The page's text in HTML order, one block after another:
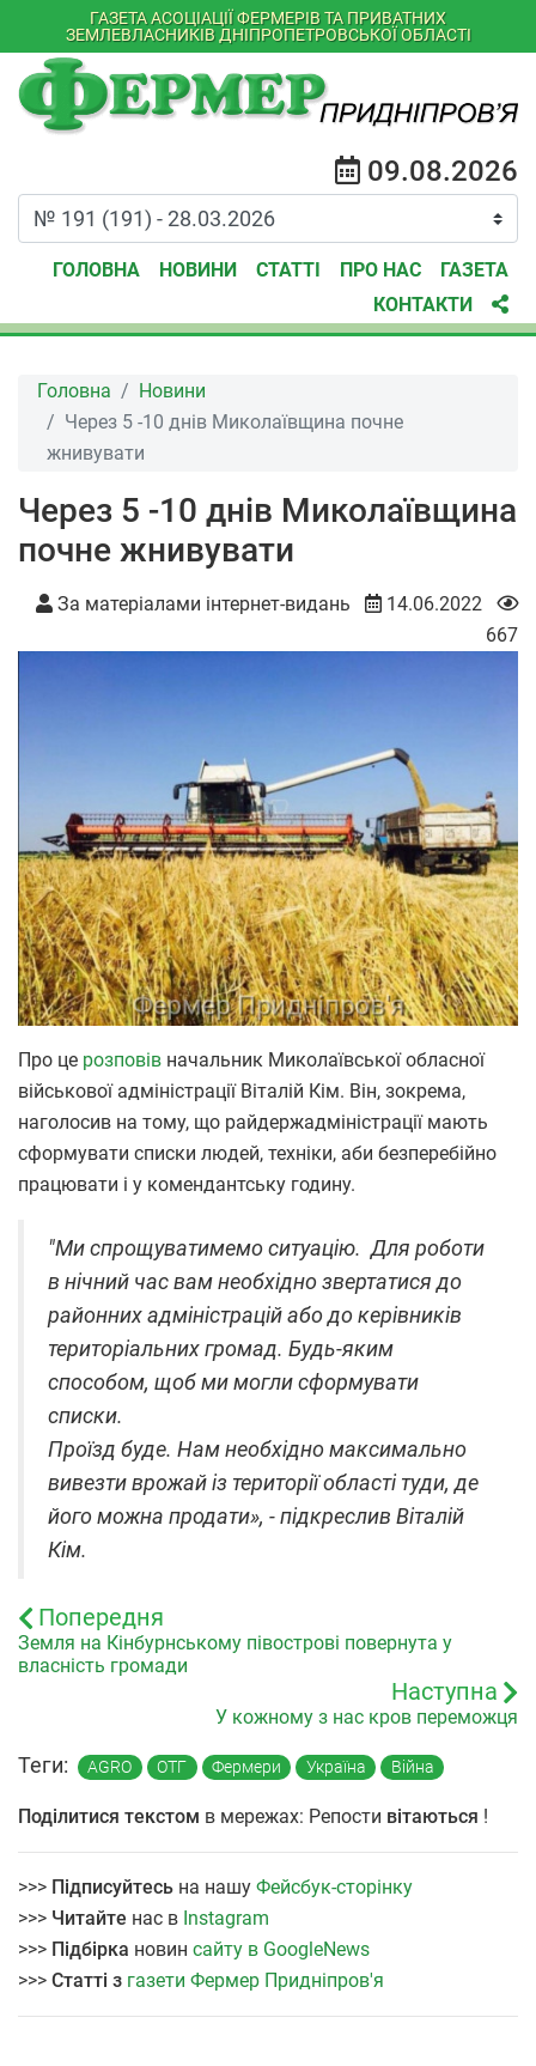
ГАЗЕТА АСОЦІАЦІЇ ФЕРМЕРІВ ТА ПРИВАТНИХ
ЗЕМЛЕВЛАСНИКІВ ДНІПРОПЕТРОВСЬКОЇ ОБЛАСТІ
09.08.2026
ГОЛОВНА НОВИНИ СТАТТІ ПРО НАС
ГАЗЕТА
КОНТАКТИ
Головна
Новини
Через 5 -10 днів Миколаївщина почне
жнивувати
Через 5 -10 днів Миколаївщина
почне жнивувати
За матеріалами інтернет-видань
14.06.2022
667
Про це розповів начальник Миколаївської обласної
військової адміністрації Віталій Кім. Він, зокрема,
наголосив на тому, що райдержадміністрації мають
сформувати списки людей, техніки, аби безперебійно
працювати і у комендантську годину.
"Ми спрощуватимемо ситуацію. Для роботи
в нічний час вам необхідно звертатися до
районних адміністрацій або до керівників
територіальних громад. Будь-яким
способом, щоб ми могли сформувати
списки.
Проїзд буде. Нам необхідно максимально
вивезти врожай із території області туди, де
його можна продати», - підкреслив Віталій
Кім.
Попередня
Земля на Кінбурнському півострові повернута у
власність громади
Наступна
У кожному з нас кров переможця
Теги: AGRO ОТГ Фермери Україна Війна
Поділитися текстом в мережах: Репости вітаються !
>>> Підписуйтесь на нашу Фейсбук-сторінку
>>> Читайте нас в Instagram
>>> Підбірка новин сайту в GoogleNews
>>> Статті з газети Фермер Придніпров'я